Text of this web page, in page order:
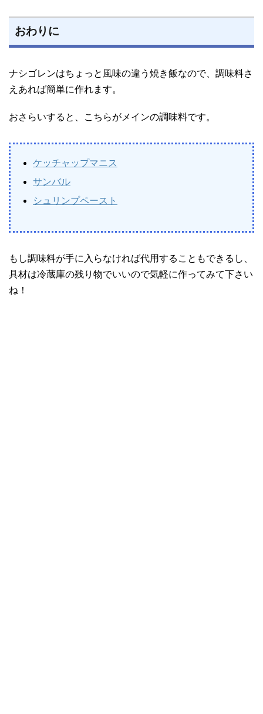
おわりに
ナシゴレンはちょっと風味の違う焼き飯なので、調味料さ
えあれば簡単に作れます。
おさらいすると、こちらがメインの調味料です。
ケッチャップマニス
サンバル
シュリンプペースト
もし調味料が手に入らなければ代用することもできるし、
具材は冷蔵庫の残り物でいいので気軽に作ってみて下さい
ね！